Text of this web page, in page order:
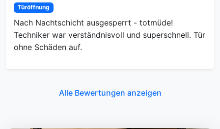
Türöffnung
Nach Nachtschicht ausgesperrt - totmüde!
Techniker war verständnisvoll und superschnell. Tür
ohne Schäden auf.
Alle Bewertungen anzeigen